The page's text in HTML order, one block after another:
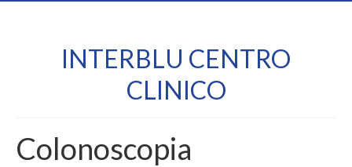
INTERBLU CENTRO
CLINICO
Colonoscopia